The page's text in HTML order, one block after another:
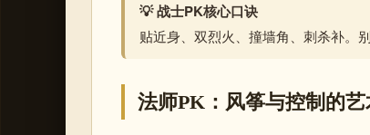
💡 战士PK核心口诀
贴近身、双烈火、撞墙角、刺杀补。
法师PK：风筝与控制的艺